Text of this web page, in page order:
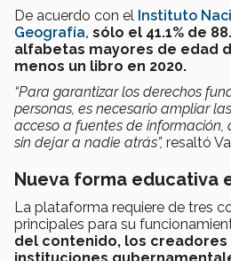
De acuerdo con el Instituto
Geografía, sólo el 41.1% de
alfabetas mayores de edad
menos un libro en 2020.
“Para garantizar los derechos
personas, es necesario ampliar
acceso a fuentes de información,
sin dejar a nadie atrás”, resaltó
Nueva forma educativa
La plataforma requiere de tres
principales para su
del contenido, los